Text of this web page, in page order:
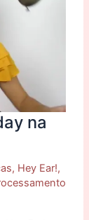
na
, Hey Ear!,